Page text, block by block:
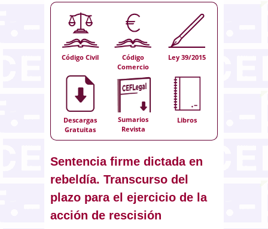
Código Civil
Código
Comercio
Ley 39/2015
Descargas
Gratuitas
Sumarios
Revista
Libros
Sentencia firme dictada en
rebeldía. Transcurso del
plazo para el ejercicio de la
acción de rescisión